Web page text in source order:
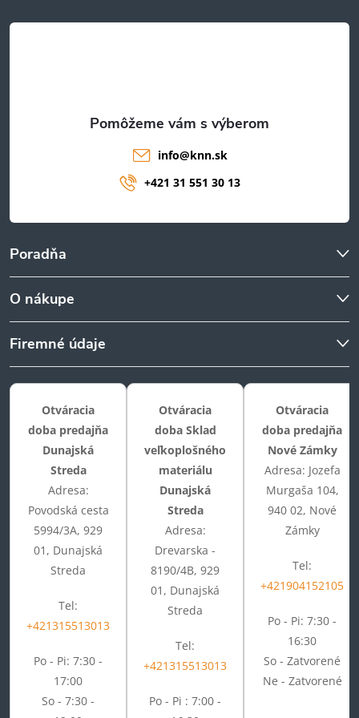
u
t
Poradňa
O nákupe
Firemné údaje
info@knn.sk
+421 31 551 30 13
Otváracia
doba predajňa
Dunajská
Streda
Adresa:
Povodská cesta
5994/3A, 929
01, Dunajská
Streda
Tel:
+421315513013
Po - Pi: 7:30 -
17:00
So - 7:30 -
Otváracia
doba Sklad
veľkoplošného
materiálu
Dunajská
Streda
Adresa:
Drevarska -
8190/4B, 929
01, Dunajská
Streda
Tel:
+421315513013
Po - Pi : 7:00 -
Otváracia
doba predajňa
Nové Zámky
Adresa: Jozefa
Murgaša 104,
940 02, Nové
Zámky
Tel:
+421904152105
Po - Pi: 7:30 -
16:30
So - Zatvorené
Ne - Zatvorené